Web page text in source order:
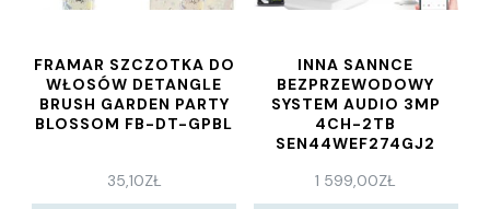
FRAMAR SZCZOTKA DO
WŁOSÓW DETANGLE
BRUSH GARDEN PARTY
BLOSSOM FB-DT-GPBL
35,10ZŁ
INNA SANNCE
BEZPRZEWODOWY
SYSTEM AUDIO 3MP
4CH-2TB
SEN44WEF274GJ2
1 599,00ZŁ